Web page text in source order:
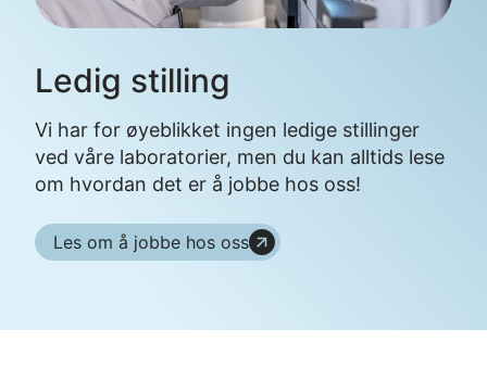
Ledig stilling
Vi har for øyeblikket ingen ledige stillinger
ved våre laboratorier, men du kan alltids lese
om hvordan det er å jobbe hos oss!
Les om å jobbe hos oss